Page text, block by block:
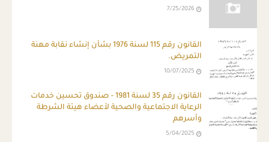
7/25/2026
القانون رقم 115 لسنة 1976 بشأن إنشاء نقابة مهنة
التمريض.
10/07/2025
القانون رقم 35 لسنة 1981 - صندوق تحسين خدمات
الرعاية الاجتماعية والصحية لأعضاء هيئة الشرطة
وأسرهم
5/04/2025